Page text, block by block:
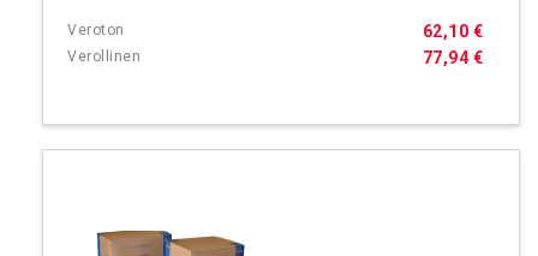
77,94 €
62,10 €